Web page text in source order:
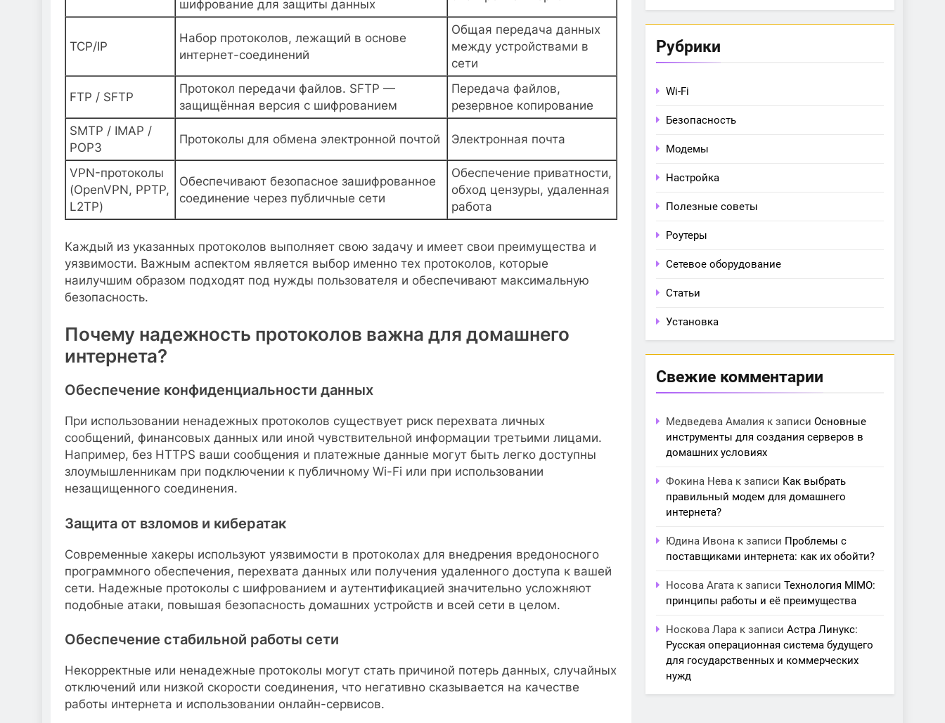
шифрование для защиты данных
TCP/IP
Набор протоколов, лежащий в основе
интернет-соединений
Общая передача данных
между устройствами в
сети
FTP / SFTP
Протокол передачи файлов. SFTP —
защищённая версия с шифрованием
Передача файлов,
резервное копирование
SMTP / IMAP /
POP3
Протоколы для обмена электронной почтой Электронная почта
VPN-протоколы
(OpenVPN, PPTP,
L2TP)
Обеспечивают безопасное зашифрованное
соединение через публичные сети
Обеспечение приватности,
обход цензуры, удаленная
работа
Каждый из указанных протоколов выполняет свою задачу и имеет свои преимущества и
уязвимости. Важным аспектом является выбор именно тех протоколов, которые
наилучшим образом подходят под нужды пользователя и обеспечивают максимальную
безопасность.
Почему надежность протоколов важна для домашнего
интернета?
Обеспечение конфиденциальности данных
При использовании ненадежных протоколов существует риск перехвата личных
сообщений, финансовых данных или иной чувствительной информации третьими лицами.
Например, без HTTPS ваши сообщения и платежные данные могут быть легко доступны
злоумышленникам при подключении к публичному Wi-Fi или при использовании
незащищенного соединения.
Защита от взломов и кибератак
Современные хакеры используют уязвимости в протоколах для внедрения вредоносного
программного обеспечения, перехвата данных или получения удаленного доступа к вашей
сети. Надежные протоколы с шифрованием и аутентификацией значительно усложняют
подобные атаки, повышая безопасность домашних устройств и всей сети в целом.
Обеспечение стабильной работы сети
Некорректные или ненадежные протоколы могут стать причиной потерь данных, случайных
отключений или низкой скорости соединения, что негативно сказывается на качестве
работы интернета и использовании онлайн-сервисов.
Рубрики
Wi-Fi
Безопасность
Модемы
Настройка
Полезные советы
Роутеры
Сетевое оборудование
Статьи
Установка
Свежие комментарии
Медведева Амалия к записи Основные
инструменты для создания серверов в
домашних условиях
Фокина Нева к записи Как выбрать
правильный модем для домашнего
интернета?
Юдина Ивона к записи Проблемы с
поставщиками интернета: как их обойти?
Носова Агата к записи Технология MIMO:
принципы работы и её преимущества
Носкова Лара к записи Астра Линукс:
Русская операционная система будущего
для государственных и коммерческих
нужд